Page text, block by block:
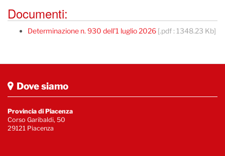
Documenti:
Determinazione n. 930 dell'1 luglio 2026 [.pdf : 1348.23 Kb]
Dove siamo
Provincia di Piacenza
Corso Garibaldi, 50
29121 Piacenza